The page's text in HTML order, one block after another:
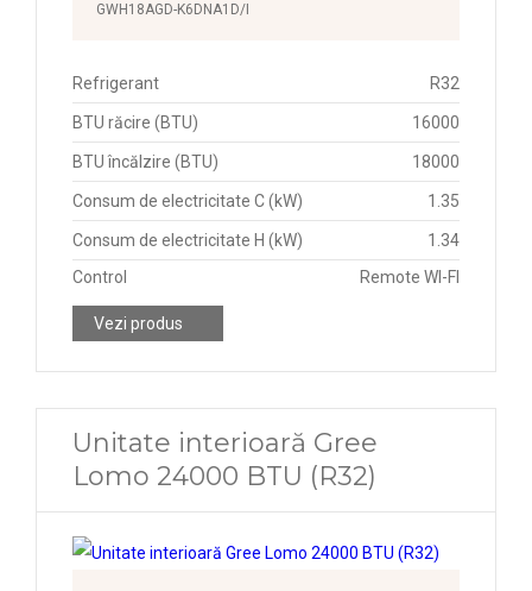
GWH18AGD-K6DNA1D/I
Refrigerant R32
BTU răcire (BTU) 16000
BTU încălzire (BTU) 18000
Consum de electricitate C (kW) 1.35
Consum de electricitate H (kW)
1.34
Control
Remote WI-FI
Vezi produs
Unitate interioară Gree
Lomo 24000 BTU (R32)